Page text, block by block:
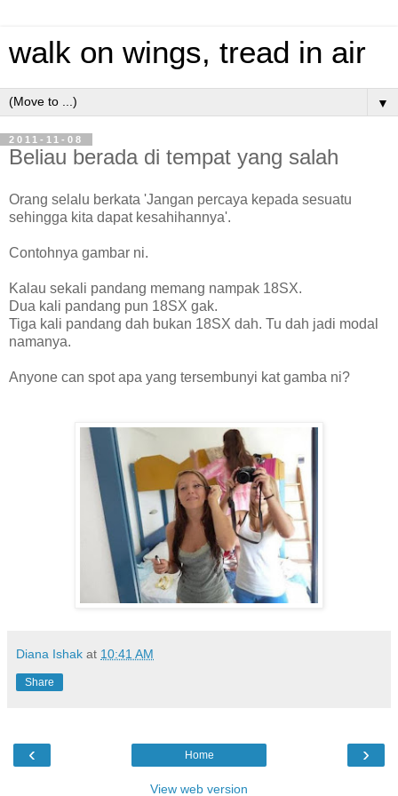
walk on wings, tread in air
▼
2011-11-08
Beliau berada di tempat yang salah
Orang selalu berkata 'Jangan percaya kepada sesuatu
sehingga kita dapat kesahihannya'.
Contohnya gambar ni.
Kalau sekali pandang memang nampak 18SX.
Dua kali pandang pun 18SX gak.
Tiga kali pandang dah bukan 18SX dah. Tu dah jadi modal
namanya.
Anyone can spot apa yang tersembunyi kat gamba ni?
Diana Ishak at 10:41 AM
Share
‹ ›
Home
View web version